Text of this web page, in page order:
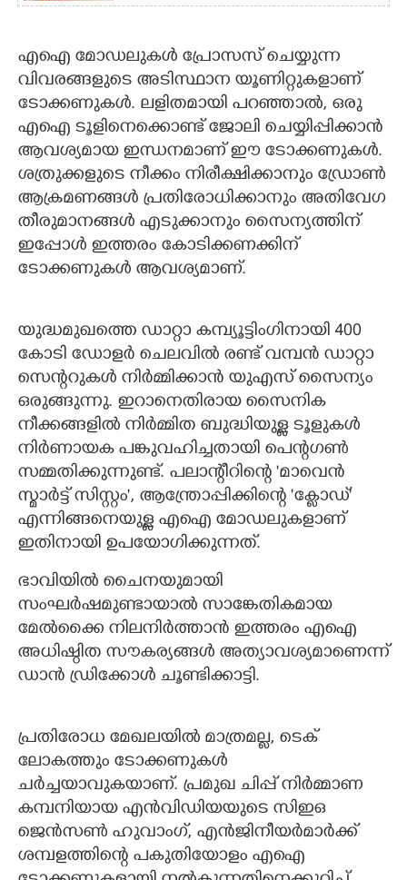
എഐ മോഡലുകൾ പ്രോസസ് ചെയ്യുന്ന
വിവരങ്ങളുടെ അടിസ്ഥാന യൂണിറ്റുകളാണ്
ടോക്കണുകൾ. ലളിതമായി പറഞ്ഞാൽ, ഒരു
എഐ ടൂളിനെക്കൊണ്ട് ജോലി ചെയ്യിപ്പിക്കാൻ
ആവശ്യമായ ഇന്ധനമാണ് ഈ ടോക്കണുകൾ.
ശത്രുക്കളുടെ നീക്കം നിരീക്ഷിക്കാനും ഡ്രോൺ
ആക്രമണങ്ങൾ പ്രതിരോധിക്കാനും അതിവേഗ
തീരുമാനങ്ങൾ എടുക്കാനും സൈന്യത്തിന്
ഇപ്പോൾ ഇത്തരം കോടിക്കണക്കിന്
ടോക്കണുകൾ ആവശ്യമാണ്.
യുദ്ധമുഖത്തെ ഡാറ്റാ കമ്പ്യൂട്ടിംഗിനായി 400
കോടി ഡോളർ ചെലവിൽ രണ്ട് വമ്പൻ ഡാറ്റാ
സെന്ററുകൾ നിർമ്മിക്കാൻ യുഎസ് സൈന്യം
ഒരുങ്ങുന്നു. ഇറാനെതിരായ സൈനിക
നീക്കങ്ങളിൽ നിർമ്മിത ബുദ്ധിയുള്ള ടൂളുകൾ
നിർണായക പങ്കുവഹിച്ചതായി പെന്റഗൺ
സമ്മതിക്കുന്നുണ്ട്. പലാന്റീറിന്റെ 'മാവെൻ
സ്മാർട്ട് സിസ്റ്റം', ആന്ത്രോപ്പിക്കിന്റെ 'ക്ലോഡ്'
എന്നിങ്ങനെയുള്ള എഐ മോഡലുകളാണ്
ഇതിനായി ഉപയോഗിക്കുന്നത്.
ഭാവിയിൽ ചൈനയുമായി
സംഘർഷമുണ്ടായാൽ സാങ്കേതികമായ
മേൽക്കൈ നിലനിർത്താൻ ഇത്തരം എഐ
അധിഷ്ഠിത സൗകര്യങ്ങൾ അത്യാവശ്യമാണെന്ന്
ഡാൻ ഡ്രിക്കോൾ ചൂണ്ടിക്കാട്ടി.
പ്രതിരോധ മേഖലയിൽ മാത്രമല്ല, ടെക്
ലോകത്തും ടോക്കണുകൾ
ചർച്ചയാവുകയാണ്. പ്രമുഖ ചിപ്പ് നിർമ്മാണ
കമ്പനിയായ എൻവിഡിയയുടെ സിഇഒ
ജെൻസൺ ഹുവാംഗ്, എൻജിനീയർമാർക്ക്
ശമ്പളത്തിന്റെ പകുതിയോളം എഐ